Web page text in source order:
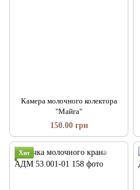
Камера молочного колектора
"Майга"
150.00 грн
Хит